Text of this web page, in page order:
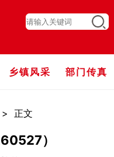
乡镇风采 部门传真
> 正文
）